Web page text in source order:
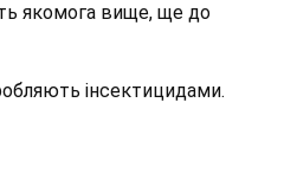
якомога вище, ще до
інсектицидами.